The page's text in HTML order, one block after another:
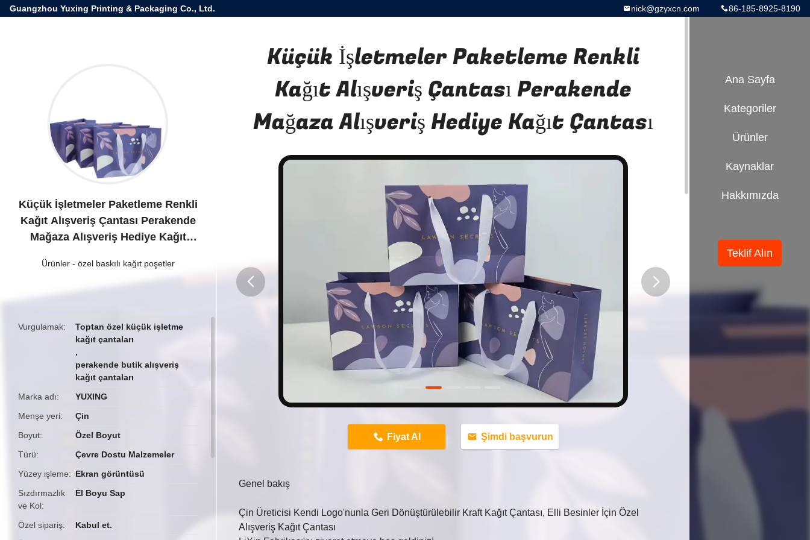
Guangzhou Yuxing Printing & Packaging Co., Ltd. 86-185-8925-8190
nick@gzyxcn.com
Küçük İşletmeler Paketleme Renkli
Kağıt Alışveriş Çantası Perakende
Mağaza Alışveriş Hediye Kağıt
Ürünler- özel baskılı kağıt poşetler
Vurgulamak
Toptan özel küçük işletme
kağıt çantaları
,
perakende butik alışveriş
kağıt çantaları
Marka adı
YUXING
Menşe yeri
Çin
Boyut
Özel Boyut
Türü
Çevre Dostu Malzemeler
Yüzey işleme
Ekran görüntüsü
Sızdırmazlık
ve Kol
El Boyu Sap
Özel sipariş
Kabul et.
Küçük İşletmeler Paketleme Renkli
Kağıt Alışveriş Çantası Perakende
Mağaza Alışveriş Hediye Kağıt Çantası
Fiyat Al Şimdi başvurun
Genel bakış
Çin Üreticisi Kendi Logo'nunla Geri Dönüştürülebilir Kraft Kağıt Çantası, Elli Besinler İçin Özel
Alışveriş Kağıt Çantası
Ana Sayfa
Kategoriler
Ürünler
Kaynaklar
Hakkımızda
Teklif Alın